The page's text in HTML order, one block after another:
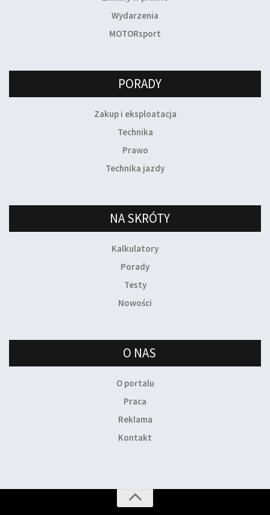
Wydarzenia
MOTORsport
PORADY
Zakup i eksploatacja
Technika
Prawo
Technika jazdy
NA SKRÓTY
Kalkulatory
Porady
Testy
Nowości
O NAS
O portalu
Praca
Reklama
Kontakt